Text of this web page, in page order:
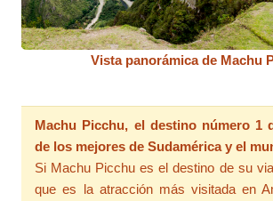
Vista panorámica de Machu
Machu Picchu, el destino número 1
de los mejores de Sudamérica y el
Si Machu Picchu es el destino de su
que es la atracción más visitada en